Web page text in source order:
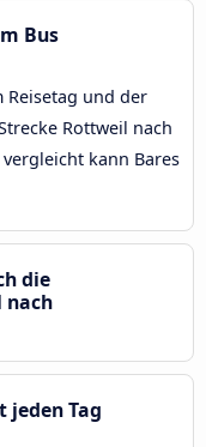
Bus
Reisetag und der
Rottweil nach
kann Bares
die
nach
jeden Tag